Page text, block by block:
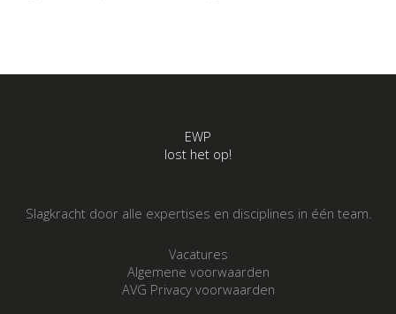
EWP
lost het op!
Slagkracht door alle expertises en disciplines in één team.
Vacatures
Algemene voorwaarden
AVG Privacy voorwaarden